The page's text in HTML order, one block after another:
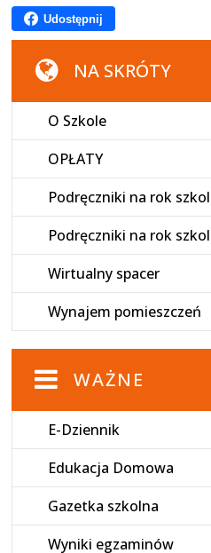
Udostępnij
NA SKRÓTY
O Szkole
OPŁATY
Podręczniki na rok
Podręczniki na rok
Wirtualny spacer
Wynajem pomieszczeń
WAŻNE
E-Dziennik
Edukacja Domowa
Gazetka szkolna
Wyniki egzaminów